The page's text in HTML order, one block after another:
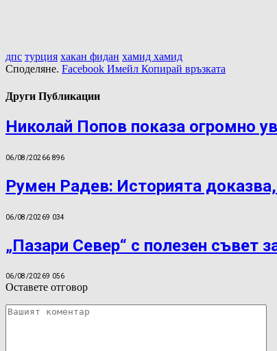
дпс турция хакан фидан хамид хамид
Споделяне. Facebook Имейл Копирай връзката
Други Публикации
Николай Попов показа огромно
06/08/20266 896
Румен Радев: Историята
06/08/20269 034
„Пазари Север“ с полезен съвет
06/08/20269 056
Оставете отговор